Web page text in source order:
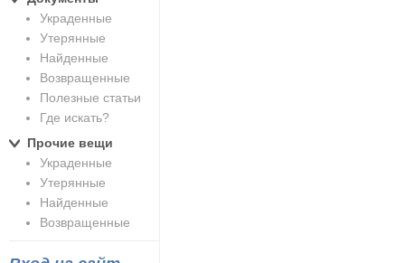
Украденные
Утерянные
Найденные
Возвращенные
Полезные статьи
Где искать?
Прочие вещи
Украденные
Утерянные
Найденные
Возвращенные